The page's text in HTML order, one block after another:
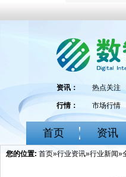
资讯： 热点关注
行情： 市场行情
首页 资讯
您的位置: 首页»行业资讯»行业新闻»